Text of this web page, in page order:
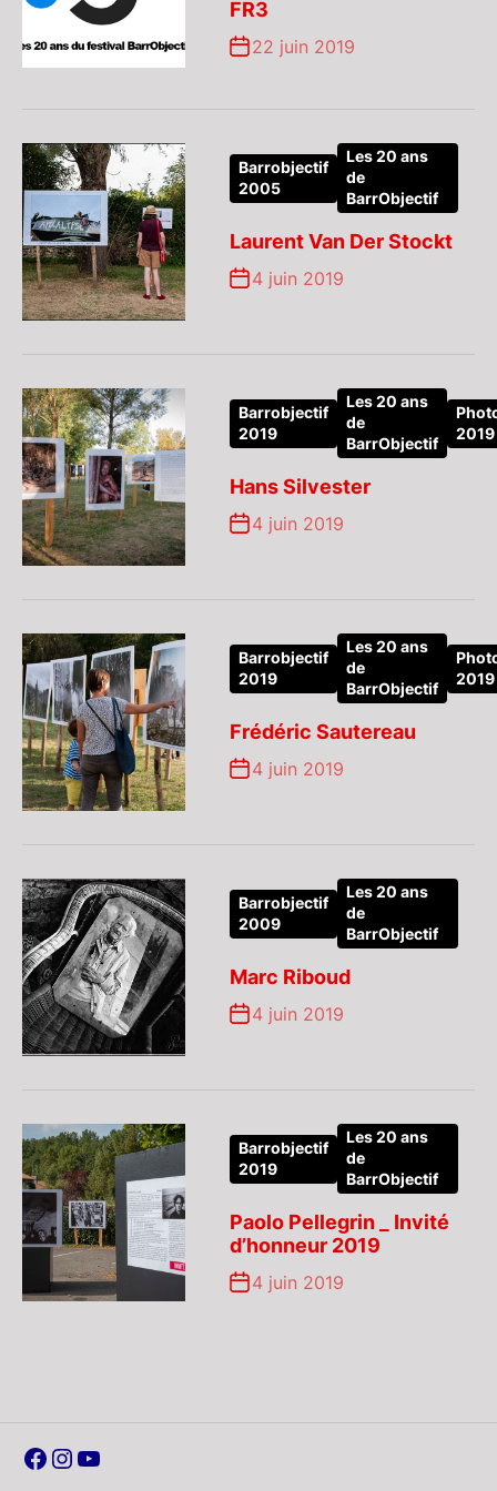
FR3
22 juin 2019
Barrobjectif
2005
Les 20 ans
de
BarrObjectif
Laurent Van Der Stockt
4 juin 2019
Barrobjectif
2019
Les 20 ans
de
BarrObjectif
2019
Hans Silvester
4 juin 2019
Barrobjectif
2019
Les 20 ans
de
BarrObjectif
2019
Frédéric Sautereau
4 juin 2019
Barrobjectif
2009
Les 20 ans
de
BarrObjectif
Marc Riboud
4 juin 2019
Barrobjectif
2019
Les 20 ans
de
BarrObjectif
Paolo Pellegrin _ Invité
d’honneur 2019
4 juin 2019
Facebook
Instagram
YouTube